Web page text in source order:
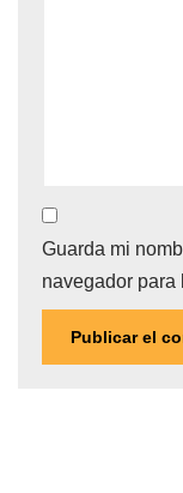
Guarda mi
navegador para